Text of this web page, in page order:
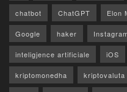
chatbot ChatGPT Elon
Google haker
inteligjence artificiale iOS
kriptomonedha kriptovaluta